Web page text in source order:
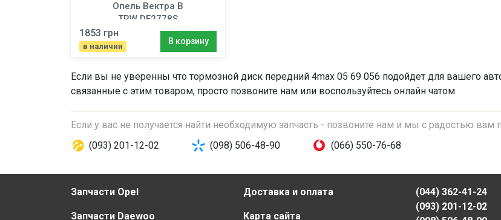
Опель Вектра B
TRW DF2778S
1853 грн
в наличии
В корзину
Если вы не уверенны что тормозной диск передний 4max 05 69 056 подойдет для вашего
связанные с этим товаром, просто позвоните нам или воспользуйтесь онлайн чатом.
Если у вас не получается найти необходимую запчасть - позвоните нам и мы с радостью
(093) 201-12-02
(098) 506-48-90 (066) 550-76-68
Запчасти Opel
Запчасти Daewoo
Доставка и оплата
Карта сайта
(044) 362-41-24
(093) 201-12-02